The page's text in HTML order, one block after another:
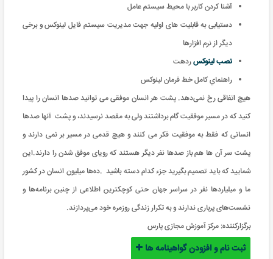
آشنا کردن کاربر با محیط سیستم عامل
دستیابی به قابلیت های اولیه جهت مدیریت سیستم فایل لینوکس و برخی
دیگر از نرم افزارها
نصب لينوکسردهت
راهنماي کامل خط فرمان لينوکس
هیچ اتفاقی رخ نمی‌دهد. پشت هر انسان موفقی می توانید صدها انسان را پیدا
کنید که در مسیر موفقیت گام برداشتند ولی به مقصد نرسیدند، و پشت آنها صدها
انسانی که فقط به موفقیت فکر می کنند و هیچ قدمی در مسیر بر نمی دارند و
پشت سر آن ها هم باز صدها نفر دیگر هستند که رویای موفق شدن را دارند.این
شمایید که باید تصمیم بگیرید جزء کدام دسته باشید.ده‌ها میلیون‌ انسان در کشور
ما و میلیاردها نفر در سراسر جهان حتی کوچکترین اطلاعی از چنین برنامه‌ها و
نشست‌های پرباری ندارند و به تکرار زندگی روزمره خود می‌پردازند.
برگزارکننده: مرکز آموزش مجازی پارس
ثبت نام و افزودن گواهینامه ها